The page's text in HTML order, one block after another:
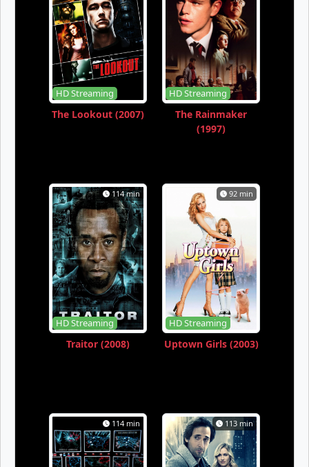
S-2 Eps-20 S-2 Eps-21
HD Streaming
The Lookout (2007)
HD Streaming
The Rainmaker
(1997)
114 min
HD Streaming
Traitor (2008)
92 min
HD Streaming
Uptown Girls (2003)
114 min 113 min